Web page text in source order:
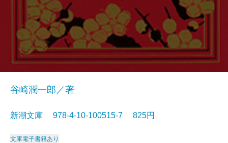
谷崎潤一郎／著
新潮文庫 978-4-10-100515-7 825円
文庫電子書籍あり